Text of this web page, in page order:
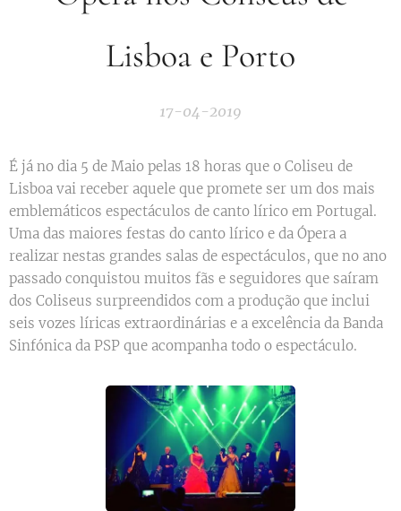
Lisboa e Porto
17-04-2019
É já no dia 5 de Maio pelas 18 horas que o Coliseu de
Lisboa vai receber aquele que promete ser um dos mais
emblemáticos espectáculos de canto lírico em Portugal.
Uma das maiores festas do canto lírico e da Ópera a
realizar nestas grandes salas de espectáculos, que no ano
passado conquistou muitos fãs e seguidores que saíram
dos Coliseus surpreendidos com a produção que inclui
seis vozes líricas extraordinárias e a excelência da Banda
Sinfónica da PSP que acompanha todo o espectáculo.